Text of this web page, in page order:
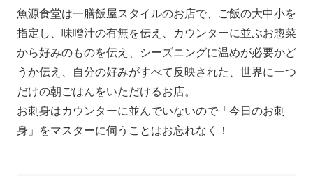
魚源食堂は一膳飯屋スタイルのお店で、ご飯の大中小を
指定し、味噌汁の有無を伝え、カウンターに並ぶお惣菜
から好みのものを伝え、シーズニングに温めが必要かど
うか伝え、自分の好みがすべて反映された、世界に一つ
だけの朝ごはんをいただけるお店。
お刺身はカウンターに並んでいないので「今日のお刺
身」をマスターに伺うことはお忘れなく！